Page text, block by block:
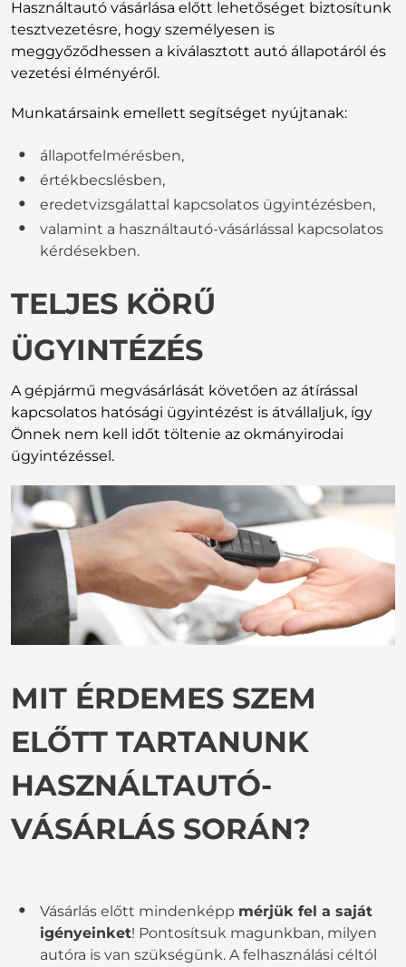
Használtautó vásárlása előtt lehetőséget biztosítunk
tesztvezetésre, hogy személyesen is
meggyőződhessen a kiválasztott autó állapotáról és
vezetési élményéről.
Munkatársaink emellett segítséget nyújtanak:
állapotfelmérésben,
értékbecslésben,
eredetvizsgálattal kapcsolatos ügyintézésben,
valamint a használtautó-vásárlással kapcsolatos
kérdésekben.
TELJES KÖRŰ
ÜGYINTÉZÉS
A gépjármű megvásárlását követően az átírással
kapcsolatos hatósági ügyintézést is átvállaljuk, így
Önnek nem kell időt töltenie az okmányirodai
ügyintézéssel.
MIT ÉRDEMES SZEM
ELŐTT TARTANUNK
HASZNÁLTAUTÓ-
VÁSÁRLÁS SORÁN?
Vásárlás előtt mindenképp mérjük fel a saját
igényeinket! Pontosítsuk magunkban, milyen
autóra is van szükségünk. A felhasználási céltól